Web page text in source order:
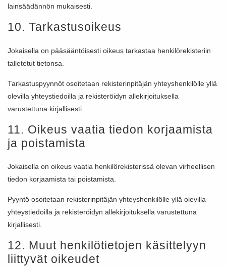
lainsäädännön mukaisesti.
10. Tarkastusoikeus
Jokaisella on pääsääntöisesti oikeus tarkastaa henkilörekisteriin
talletetut tietonsa.
Tarkastuspyynnöt osoitetaan rekisterinpitäjän yhteyshenkilölle yllä
olevilla yhteystiedoilla ja rekisteröidyn allekirjoituksella
varustettuna kirjallisesti.
11. Oikeus vaatia tiedon korjaamista
ja poistamista
Jokaisella on oikeus vaatia henkilörekisterissä olevan virheellisen
tiedon korjaamista tai poistamista.
Pyyntö osoitetaan rekisterinpitäjän yhteyshenkilölle yllä olevilla
yhteystiedoilla ja rekisteröidyn allekirjoituksella varustettuna
kirjallisesti.
12. Muut henkilötietojen käsittelyyn
liittyvät oikeudet